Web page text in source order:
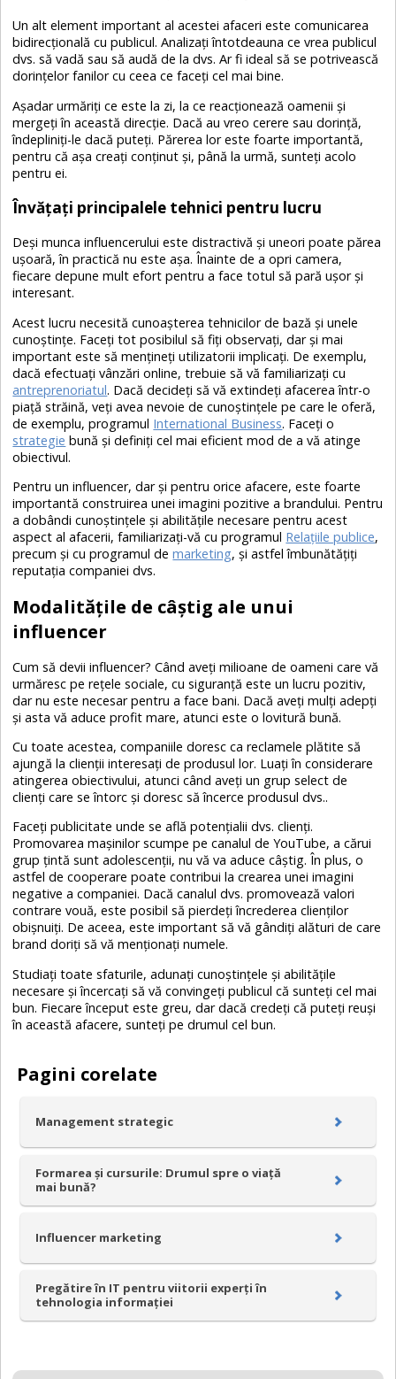
Un alt element important al acestei afaceri este comunicarea
bidirecțională cu publicul. Analizați întotdeauna ce vrea publicul
dvs. să vadă sau să audă de la dvs. Ar fi ideal să se potrivească
dorințelor fanilor cu ceea ce faceți cel mai bine.
Așadar urmăriți ce este la zi, la ce reacționează oamenii și
mergeți în această direcție. Dacă au vreo cerere sau dorință,
îndepliniți-le dacă puteți. Părerea lor este foarte importantă,
pentru că așa creați conținut și, până la urmă, sunteți acolo
pentru ei.
Învățați principalele tehnici pentru lucru
Deși munca influencerului este distractivă și uneori poate părea
ușoară, în practică nu este așa. Înainte de a opri camera,
fiecare depune mult efort pentru a face totul să pară ușor și
interesant.
Acest lucru necesită cunoașterea tehnicilor de bază și unele
cunoștințe. Faceți tot posibilul să fiți observați, dar și mai
important este să mențineți utilizatorii implicați. De exemplu,
dacă efectuați vânzări online, trebuie să vă familiarizați cu
antreprenoriatul. Dacă decideți să vă extindeți afacerea într-o
piață străină, veți avea nevoie de cunoștințele pe care le oferă,
de exemplu, programul International Business. Faceți o
strategie bună și definiți cel mai eficient mod de a vă atinge
obiectivul.
Pentru un influencer, dar și pentru orice afacere, este foarte
importantă construirea unei imagini pozitive a brandului. Pentru
a dobândi cunoștințele și abilitățile necesare pentru acest
aspect al afacerii, familiarizați-vă cu programul Relațiile publice,
precum și cu programul demarketing, și astfel îmbunătățiți
reputația companiei dvs.
Modalitățile de câștig ale unui
influencer
Cum să devii influencer? Când aveți milioane de oameni care vă
urmăresc pe rețele sociale, cu siguranță este un lucru pozitiv,
dar nu este necesar pentru a face bani. Dacă aveți mulți adepți
și asta vă aduce profit mare, atunci este o lovitură bună.
Cu toate acestea, companiile doresc ca reclamele plătite să
ajungă la clienții interesați de produsul lor. Luați în considerare
atingerea obiectivului, atunci când aveți un grup select de
clienți care se întorc și doresc să încerce produsul dvs..
Faceți publicitate unde se află potențialii dvs. clienți.
Promovarea mașinilor scumpe pe canalul de YouTube, a cărui
grup țintă sunt adolescenții, nu vă va aduce câștig. În plus, o
astfel de cooperare poate contribui la crearea unei imagini
negative a companiei. Dacă canalul dvs. promovează valori
contrare vouă, este posibil să pierdeți încrederea clienților
obișnuiți. De aceea, este important să vă gândiți alături de care
brand doriți să vă menționați numele.
Studiați toate sfaturile, adunați cunoștințele și abilitățile
necesare și încercați să vă convingeți publicul că sunteți cel mai
bun. Fiecare început este greu, dar dacă credeți că puteți reuși
în această afacere, sunteți pe drumul cel bun.
Pagini corelate
Management strategic
Formarea și cursurile: Drumul spre o viață
mai bună?
Influencer marketing
Pregătire în IT pentru viitorii experți în
tehnologia informației